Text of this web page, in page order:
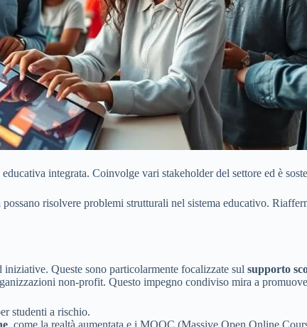
integrata. Coinvolge vari stakeholder del settore ed è
risolvere problemi strutturali nel sistema educativo.
iniziative. Queste sono particolarmente focalizzate sul supporto
non-profit. Questo impegno condiviso mira a
studenti a rischio.
, come la realtà aumentata e i MOOC (Massive Open Online